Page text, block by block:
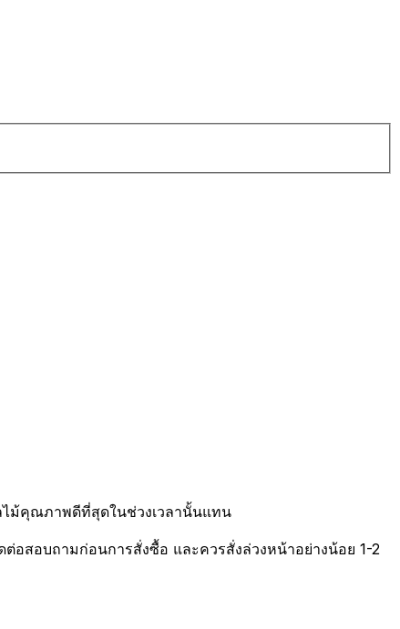
ไม้คุณภาพดีที่สุดในช่วงเวลานั้นแทน
อสอบถามก่อนการสั่งซื้อ และควรสั่งล่วงหน้าอย่างน้อย 1-2